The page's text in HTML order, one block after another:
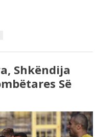
Shkëndija
Së